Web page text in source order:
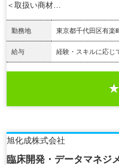
＜取扱い商材…
勤務地 東京都千代田区有楽
給与 経験・スキルに応じ
旭化成株式会社
臨床開発・データマネ